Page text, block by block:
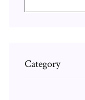
Category